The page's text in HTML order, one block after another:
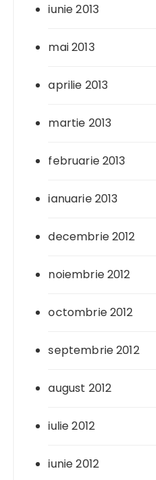
iunie 2013
mai 2013
aprilie 2013
martie 2013
februarie 2013
ianuarie 2013
decembrie 2012
noiembrie 2012
octombrie 2012
septembrie 2012
august 2012
iulie 2012
iunie 2012